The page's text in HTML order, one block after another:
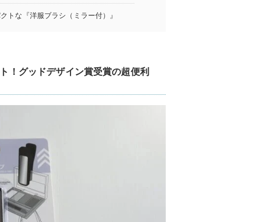
トな『洋服ブラシ（ミラー付）』
！グッドデザイン賞受賞の超便利